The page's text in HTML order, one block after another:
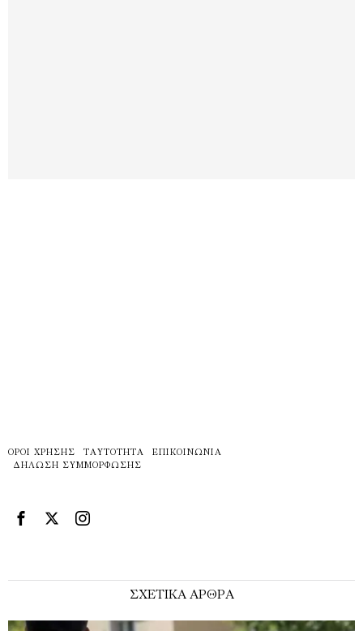
ΌΡΟΙ ΧΡΉΣΗΣ ΤΑΥΤΌΤΗΤΑ
ΕΠΙΚΟΙΝΩΝΊΑ
ΔΉΛΩΣΗ ΣΥΜΜΌΡΦΩΣΗΣ
ΣΧΕΤΙΚΑ ΑΡΘΡΑ